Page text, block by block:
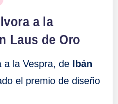
a la
Laus de Oro
a la Vespra, de Ibán
el premio de diseño